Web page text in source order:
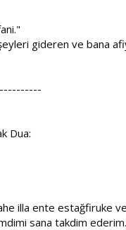
gideren ve bana
Dua:
illa ente estağfiruke
sana takdim